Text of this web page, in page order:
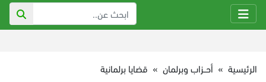
الرئيسية » أحــزاب وبرلمان » قضايا برلمانية